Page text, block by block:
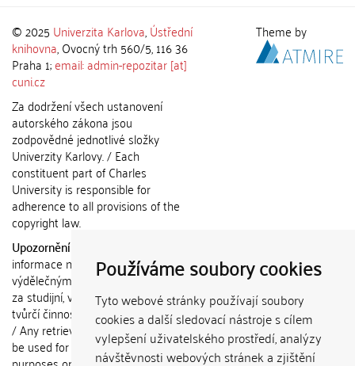
Používáme soubory cookies
Tyto webové stránky používají soubory
cookies a další sledovací nástroje s cílem
vylepšení uživatelského prostředí, analýzy
návštěvnosti webových stránek a zjištění
© 2025 Univerzita Karlova,Ústřední
knihovna, Ovocný trh 560/5, 116 36
Praha 1;email: admin-repozitar [at]
cuni.cz
Za dodržení všech ustanovení
autorského zákona jsou
zodpovědné jednotlivé složky
Univerzity Karlovy. / Each
constituent part of Charles
University is responsible for
adherence to all provisions of the
copyright law.
Upozornění / Notice:
informace nemohou být použity k
výdělečným účelům nebo vydávány
za studijní, vědeckou nebo jinou
tvůrčí činnost jiné osoby než autora.
/ Any retrieved information shall not
be used for any commercial
Theme by